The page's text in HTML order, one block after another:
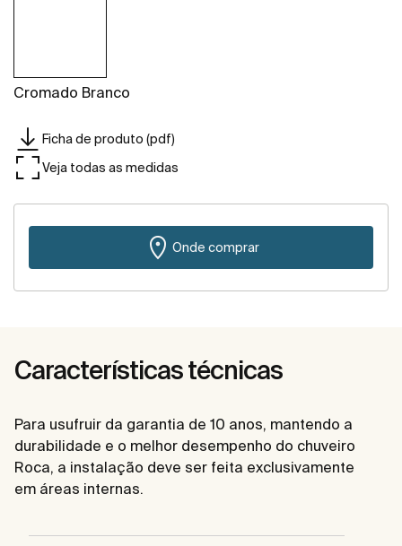
Cromado Branco
Ficha de produto (pdf)
Veja todas as medidas
Onde comprar
Características técnicas
Para usufruir da garantia de 10 anos, mantendo a
durabilidade e o melhor desempenho do chuveiro
Roca, a instalação deve ser feita exclusivamente
em áreas internas.